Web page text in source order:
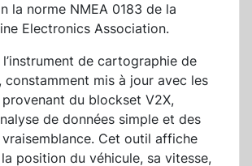
la norme NMEA 0183 de la
Electronics Association.
de cartographie de
constamment mis à jour avec les
du blockset V2X,
de données simple et des
Cet outil affiche
position du véhicule, sa vitesse,